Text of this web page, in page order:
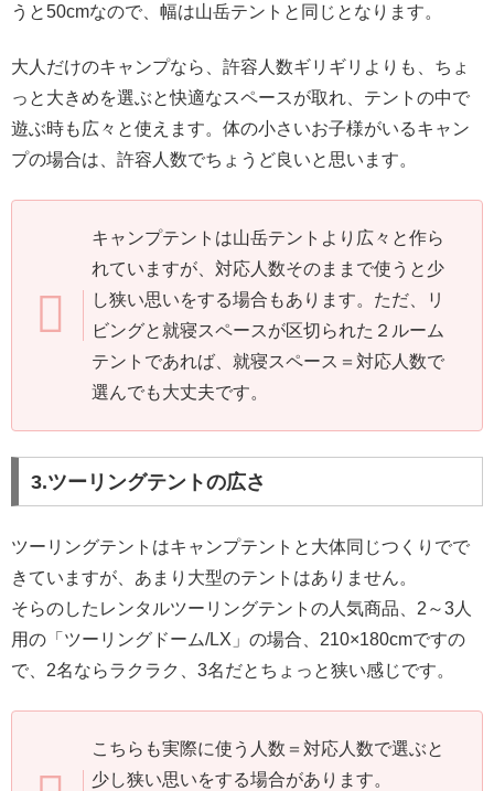
うと50cmなので、幅は山岳テントと同じとなります。
大人だけのキャンプなら、許容人数ギリギリよりも、ちょ
っと大きめを選ぶと快適なスペースが取れ、テントの中で
遊ぶ時も広々と使えます。体の小さいお子様がいるキャン
プの場合は、許容人数でちょうど良いと思います。
キャンプテントは山岳テントより広々と作ら
れていますが、対応人数そのままで使うと少
し狭い思いをする場合もあります。ただ、リ
ビングと就寝スペースが区切られた２ルーム
テントであれば、就寝スペース＝対応人数で
選んでも大丈夫です。
3.ツーリングテントの広さ
ツーリングテントはキャンプテントと大体同じつくりでで
きていますが、あまり大型のテントはありません。
そらのしたレンタルツーリングテントの人気商品、2～3人
用の「ツーリングドーム/LX」の場合、210×180cmですの
で、2名ならラクラク、3名だとちょっと狭い感じです。
こちらも実際に使う人数＝対応人数で選ぶと
少し狭い思いをする場合があります。